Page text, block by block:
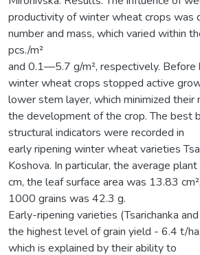
productivity of winter wheat crops was
number and mass, which varied within
pcs./m²
and 0.1—5.7 g/m², respectively. Before
winter wheat crops stopped active
lower stem layer, which minimized their
the development of the crop. The best
structural indicators were recorded in
early ripening winter wheat varieties
Koshova. In particular, the average
cm, the leaf surface area was 13.83
1000 grains was 42.3 g.
Early-ripening varieties (Tsarichanka
the highest level of grain yield - 6.4 t/ha,
which is explained by their ability to